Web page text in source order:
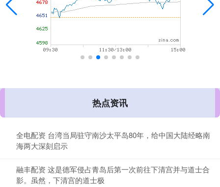
热点资讯
全电配资 台湾当局驻守南沙太平岛80年，给中国大陆经略南
海两大深刻启示
融丰配资 这是德军侵占青岛后第一次前往下清宫并与道士合
影。虽然，下清宫的道士极